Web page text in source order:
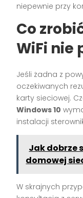
niepewnie przy
Co
WiFi nie
Jeśli żadna z
oczekiwanych
karty sieciowej.
Windows 10
instalacji
Jak dobrze
domowej
W skrajnych